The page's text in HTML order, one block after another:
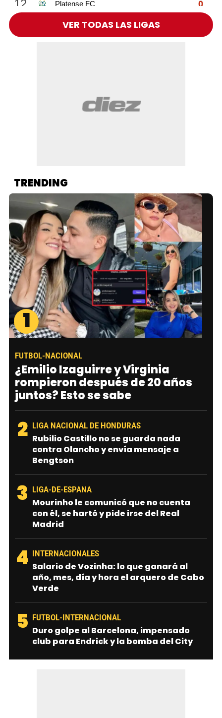
VER TODAS LAS LIGAS
TRENDING
1
FUTBOL-NACIONAL
¿Emilio Izaguirre y Virginia
rompieron después de 20 años
juntos? Esto se sabe
2 LIGA NACIONAL DE HONDURAS
Rubilio Castillo no se guarda nada
contra Olancho y envía mensaje a
Bengtson
3 LIGA-DE-ESPANA
Mourinho le comunicó que no cuenta
con él, se hartó y pide irse del Real
Madrid
4 INTERNACIONALES
Salario de Vozinha: lo que ganará al
año, mes, día y hora el arquero de Cabo
Verde
5 FUTBOL-INTERNACIONAL
Duro golpe al Barcelona, impensado
club para Endrick y la bomba del City